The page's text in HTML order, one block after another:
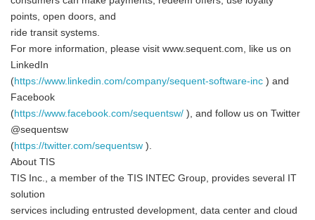
points, open doors, and
ride transit systems.
For more information, please visit www.sequent.com, like us on
LinkedIn
(https://www.linkedin.com/company/sequent-software-inc ) and
Facebook
(https://www.facebook.com/sequentsw/ ), and follow us on Twitter
@sequentsw
(https://twitter.com/sequentsw ).
About TIS
TIS Inc., a member of the TIS INTEC Group, provides several IT
solution
services including entrusted development, data center and cloud